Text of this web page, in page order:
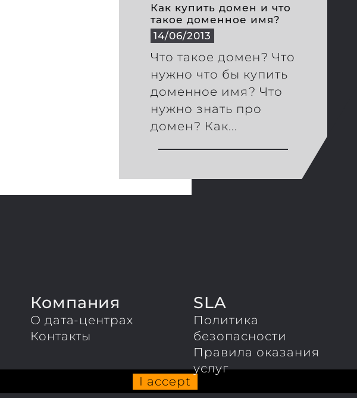
Как купить домен и что
такое доменное имя?
14/06/2013
Что такое домен? Что
нужно что бы купить
доменное имя? Что
нужно знать про
домен? Как...
Компания
О дата-центрах
Контакты
SLA
Политика
безопасности
Правила оказания
услуг
I accept